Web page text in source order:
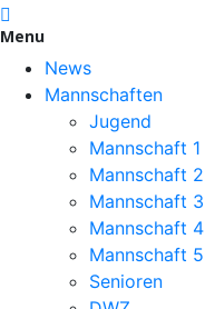
Menu
News
Mannschaften
Jugend
Mannschaft 1
Mannschaft 2
Mannschaft 3
Mannschaft 4
Mannschaft 5
Senioren